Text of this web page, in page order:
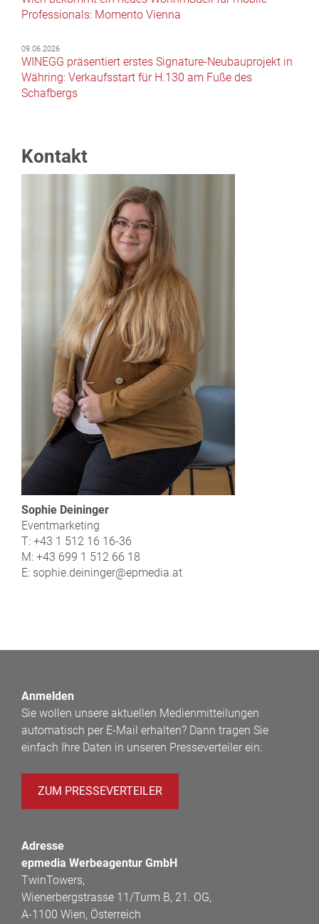
Professionals: Momento Vienna
09.06.2026
WINEGG präsentiert erstes Signature-Neubauprojekt in
Währing: Verkaufsstart für H.130 am Fuße des
Schafbergs
Kontakt
Sophie Deininger
Eventmarketing
T: +43 1 512 16 16-36
M: +43 699 1 512 66 18
E: sophie.deininger@epmedia.at
Anmelden
Sie wollen unsere aktuellen Medienmitteilungen
automatisch per E-Mail erhalten? Dann tragen Sie
einfach Ihre Daten in unseren Presseverteiler ein:
ZUM PRESSEVERTEILER
Adresse
epmedia Werbeagentur GmbH
TwinTowers,
Wienerbergstrasse 11/Turm B, 21. OG,
A-1100 Wien, Österreich